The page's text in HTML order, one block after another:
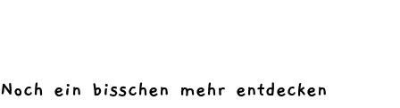
Noch ein bisschen mehr entdecken